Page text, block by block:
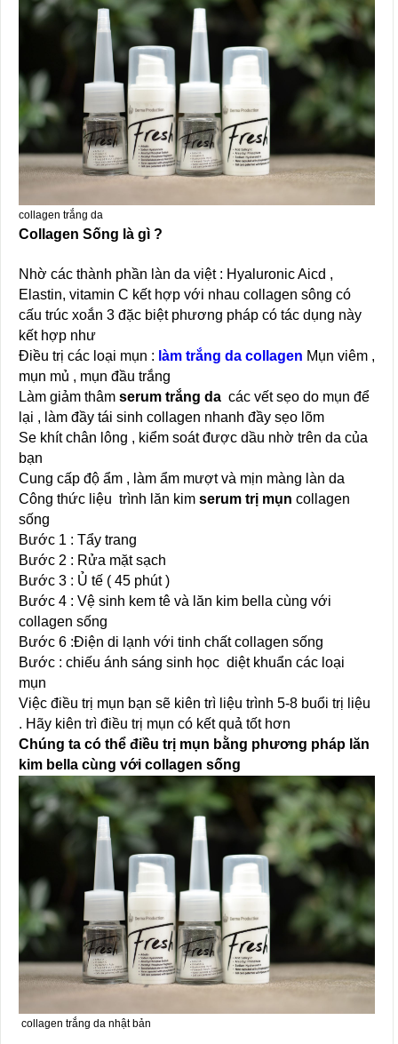
collagen trắng da
Collagen Sống là gì ?
Nhờ các thành phần làn da việt : Hyaluronic Aicd ,
Elastin, vitamin C kết hợp với nhau collagen sông có
cấu trúc xoắn 3 đặc biệt phương pháp có tác dụng này
kết hợp như
Điều trị các loại mụn : làm trắng da collagen Mụn viêm ,
mụn mủ , mụn đầu trắng
Làm giảm thâm serum trắng da các vết sẹo do mụn để
lại , làm đầy tái sinh collagen nhanh đầy sẹo lõm
Se khít chân lông , kiểm soát được dầu nhờ trên da của
bạn
Cung cấp độ ẩm , làm ẩm mượt và mịn màng làn da
Công thức liệu trình lăn kim serum trị mụn collagen
sống
Bước 1 : Tẩy trang
Bước 2 : Rửa mặt sạch
Bước 3 : Ủ tế ( 45 phút )
Bước 4 : Vệ sinh kem tê và lăn kim bella cùng với
collagen sống
Bước 6 :Điện di lạnh với tinh chất collagen sống
Bước : chiếu ánh sáng sinh học diệt khuẩn các loại
mụn
Việc điều trị mụn bạn sẽ kiên trì liệu trình 5-8 buổi trị liệu
. Hãy kiên trì điều trị mụn có kết quả tốt hơn
Chúng ta có thể điều trị mụn bằng phương pháp lăn
kim bella cùng với collagen sống
collagen trắng da nhật bản